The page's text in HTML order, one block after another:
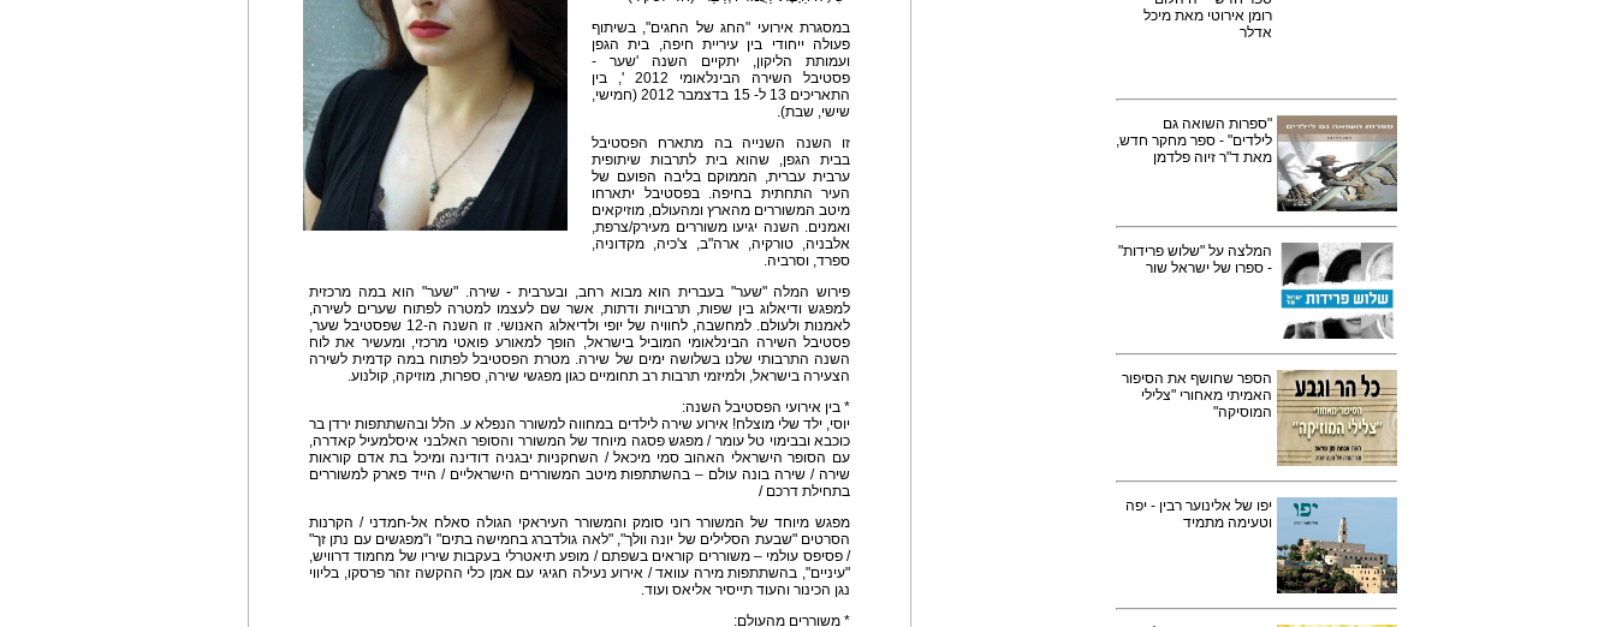
רומן אירוטי מאת מיכל
אדלר
"ספרות השואה גם
לילדים" - ספר מחקר חדש,
מאת ד"ר זיוה פלדמן
המלצה על "שלוש פרידות"
- ספרו של ישראל שור
הספר שחושף את הסיפור
האמיתי מאחורי "צלילי
המוסיקה"
יפו של אלינוער רבין - יפה
וטעימה מתמיד
במסגרת אירועי "החג של החגים", בשיתוף
פעולה ייחודי בין עיריית חיפה, בית הגפן
ועמותת הליקון, יתקיים השנה 'שער -
פסטיבל השירה הבינלאומי 2012 ', בין
התאריכים 13 ל- 15 בדצמבר 2012 (חמישי,
שישי, שבת).
זו השנה השנייה בה מתארח הפסטיבל
בבית הגפן, שהוא בית לתרבות שיתופית
ערבית עברית, הממוקם בליבה הפועם של
העיר התחתית בחיפה. בפסטיבל יתארחו
מיטב המשוררים מהארץ ומהעולם, מוזיקאים
ואמנים. השנה יגיעו משוררים מעירק/צרפת,
אלבניה, טורקיה, ארה"ב, צ'כיה, מקדוניה,
ספרד, וסרביה.
פירוש המלה "שער" בעברית הוא מבוא רחב, ובערבית - שירה. "שער" הוא במה מרכזית
למפגש ודיאלוג בין שפות, תרבויות ודתות, אשר שם לעצמו למטרה לפתוח שערים לשירה,
לאמנות ולעולם. למחשבה, לחוויה של יופי ולדיאלוג האנושי. זו השנה ה-12 שפסטיבל שער,
פסטיבל השירה הבינלאומי המוביל בישראל, הופך למאורע פואטי מרכזי, ומעשיר את לוח
השנה התרבותי שלנו בשלושה ימים של שירה. מטרת הפסטיבל לפתוח במה קדמית לשירה
הצעירה בישראל, ולמיזמי תרבות רב תחומיים כגון מפגשי שירה, ספרות, מוזיקה, קולנוע.
* בין אירועי הפסטיבל השנה:
יוסי, ילד שלי מוצלח! אירוע שירה לילדים במחווה למשורר הנפלא ע. הלל ובהשתתפות ירדן בר
כוכבא ובבימוי טל עומר / מפגש פסגה מיוחד של המשורר והסופר האלבני איסלמעיל קאדרה,
עם הסופר הישראלי האהוב סמי מיכאל / השחקניות יבגניה דודינה ומיכל בת אדם קוראות
שירה / שירה בונה עולם – בהשתתפות מיטב המשוררים הישראליים / הייד פארק למשוררים
בתחילת דרכם /
מפגש מיוחד של המשורר רוני סומק והמשורר העיראקי הגולה סאלח אל-חמדני / הקרנות
הסרטים "שבעת הסלילים של יונה וולך", "לאה גולדברג בחמישה בתים" ו"מפגשים עם נתן זך"
/ פסיפס עולמי – משוררים קוראים בשפתם / מופע תיאטרלי בעקבות שיריו של מחמוד דרוויש,
"עיניים", בהשתתפות מירה עוואד / אירוע נעילה חגיגי עם אמן כלי ההקשה זהר פרסקו, בליווי
נגן הכינור והעוד תייסיר אליאס ועוד.
* משוררים מהעולם: